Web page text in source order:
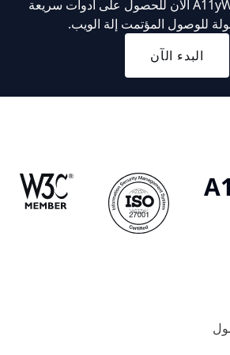
ابدأ من خلال A11yWatch الآن للحصول على أدوات سريعة
للوصول المؤتمت إلة الويب.
البدء الآن